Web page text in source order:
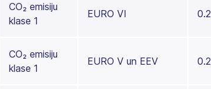
CO₂ emisiju
klase 1
EURO VI
CO₂ emisiju
klase 1
EURO V un EEV